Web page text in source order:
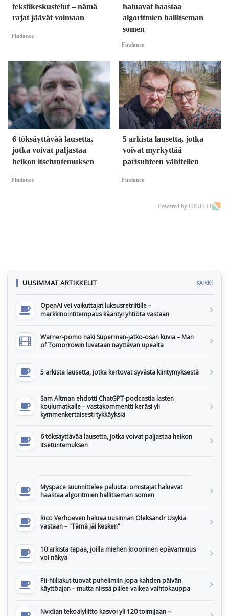
tekstikeskustelut – nämä
rajat jäävät voimaan
Findance
haluavat haastaa
algoritmien hallitseman
somen
Findance
6 töksäyttävää lausetta,
jotka voivat paljastaa
heikon itsetuntemuksen
Findance
5 arkista lausetta, jotka
voivat myrkyttää
parisuhteen vähitellen
Findance
Powered by HIGH.FI
UUSIMMAT ARTIKKELIT KAIKKI
OpenAI vei vaikuttajat luksusretriitille –
markkinointitempaus kääntyi yhtiötä vastaan
Warner-pomo näki Superman-jatko-osan kuvia – Man
of Tomorrowin luvataan näyttävän upealta
5 arkista lausetta, jotka kertovat syvästä kiintymyksestä
Sam Altman ehdotti ChatGPT-podcastia lasten
koulumatkalle – vastakommentti keräsi yli
kymmenkertaisesti tykkäyksiä
6 töksäyttävää lausetta, jotka voivat paljastaa heikon
itsetuntemuksen
Myspace suunnittelee paluuta: omistajat haluavat
haastaa algoritmien hallitseman somen
Rico Verhoeven haluaa uusinnan Oleksandr Usykia
vastaan – "Tämä jäi kesken"
10 arkista tapaa, joilla miehen krooninen epävarmuus
voi näkyä
Pii-hiiliakut tuovat puhelimiin jopa kahden päivän
käyttöajan – mutta niissä piilee vaikea vaihtokauppa
Nvidian tekoälyliitto kasvoi yli 120 toimijaan –